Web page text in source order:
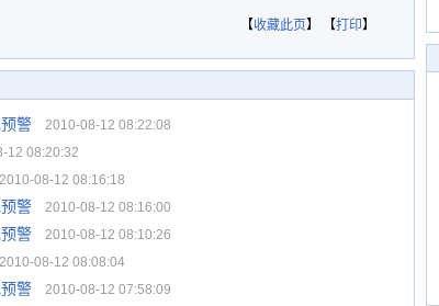
【收藏此页】 【打印】
警 2010-08-12 08:22:08
12 08:20:32
08-12 08:16:18
警 2010-08-12 08:16:00
警 2010-08-12 08:10:26
08-12 08:08:04
警 2010-08-12 07:58:09